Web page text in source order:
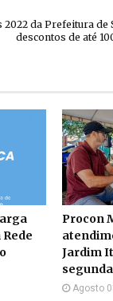
2022 da Prefeitura de
descontos de até
Procon
Jardim
Agosto